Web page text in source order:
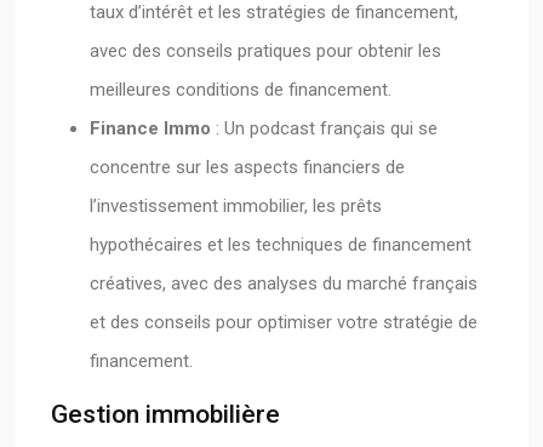
taux d’intérêt et les stratégies de financement,
avec des conseils pratiques pour obtenir les
meilleures conditions de financement.
Finance Immo : Un podcast français qui se
concentre sur les aspects financiers de
l’investissement immobilier, les prêts
hypothécaires et les techniques de financement
créatives, avec des analyses du marché français
et des conseils pour optimiser votre stratégie de
financement.
Gestion immobilière